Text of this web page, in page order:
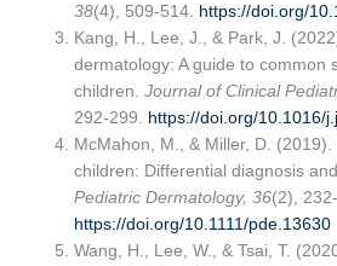
38(4), 509-514. https://doi.org/
Kang, H., Lee, J., & Park, J.
dermatology: A guide to common
children.Journal of Clinical
292-299. https://doi.org/10.1016/
McMahon, M., & Miller, D.
children: Differential diagnosis
Pediatric Dermatology, 36(2),
https://doi.org/10.1111/pde.13630
Wang, H., Lee, W., & Tsai, T.